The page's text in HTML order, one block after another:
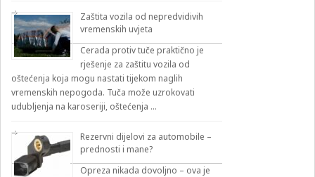
Zaštita vozila od nepredvidivih
vremenskih uvjeta
Cerada protiv tuče praktično je
rješenje za zaštitu vozila od
oštećenja koja mogu nastati tijekom naglih
vremenskih nepogoda. Tuča može uzrokovati
udubljenja na karoseriji, oštećenja …
Rezervni dijelovi za automobile –
prednosti i mane?
Opreza nikada dovoljno – ova je